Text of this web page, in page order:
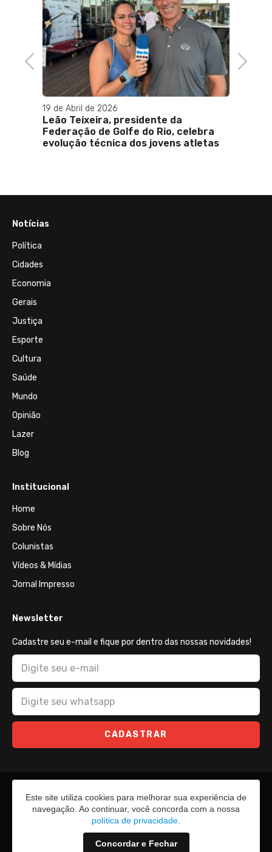
Previous
19 de Abril de 2026
Leão Teixeira, presidente da
Federação de Golfe do Rio, celebra
evolução técnica dos jovens atletas
Next
Notícias
Política
Cidades
Economia
Gerais
Justiça
Esporte
Cultura
Saúde
Mundo
Opinião
Lazer
Blog
Institucional
Home
Sobre Nós
Colunistas
Vídeos & Mídias
Jornal Impresso
Newsletter
Cadastre seu e-mail e fique por dentro das nossas novidades!
CADASTRAR
Este site utiliza cookies para melhorar sua experiência de
navegação. Ao continuar, você concorda com a nossa
política de privacidade
Concordar e Fechar